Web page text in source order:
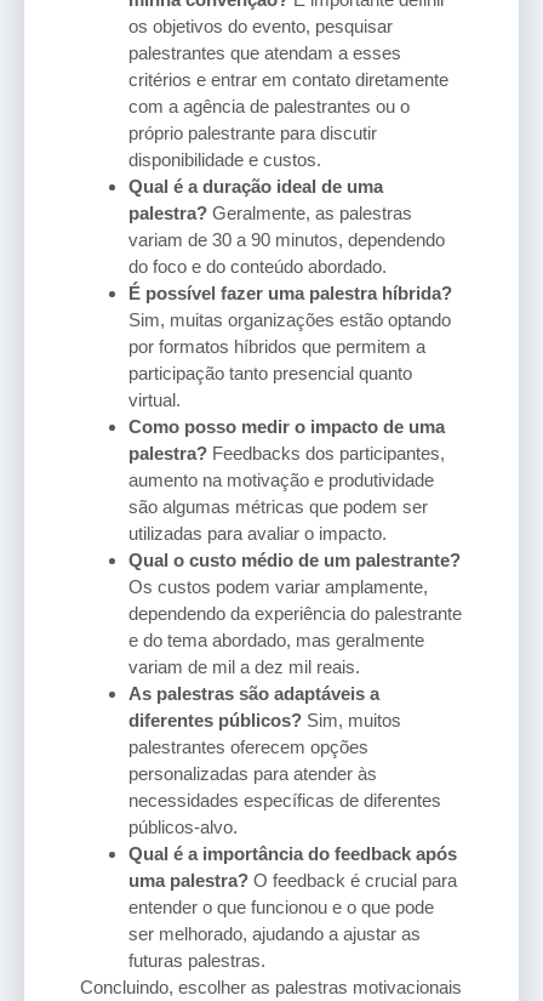
os objetivos do evento, pesquisar
palestrantes que atendam a esses
critérios e entrar em contato diretamente
com a agência de palestrantes ou o
próprio palestrante para discutir
disponibilidade e custos.
Qual é a duração ideal de uma
palestra? Geralmente, as palestras
variam de 30 a 90 minutos, dependendo
do foco e do conteúdo abordado.
É possível fazer uma palestra híbrida?
Sim, muitas organizações estão optando
por formatos híbridos que permitem a
participação tanto presencial quanto
virtual.
Como posso medir o impacto de uma
palestra? Feedbacks dos participantes,
aumento na motivação e produtividade
são algumas métricas que podem ser
utilizadas para avaliar o impacto.
Qual o custo médio de um palestrante?
Os custos podem variar amplamente,
dependendo da experiência do palestrante
e do tema abordado, mas geralmente
variam de mil a dez mil reais.
As palestras são adaptáveis a
diferentes públicos? Sim, muitos
palestrantes oferecem opções
personalizadas para atender às
necessidades específicas de diferentes
públicos-alvo.
Qual é a importância do feedback após
uma palestra? O feedback é crucial para
entender o que funcionou e o que pode
ser melhorado, ajudando a ajustar as
futuras palestras.
Concluindo, escolher as palestras motivacionais